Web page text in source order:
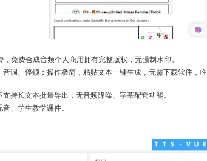
免费合成音频个人商用拥有完整版权，无强制水印。
调、停顿；操作极简，粘贴文本一键生成，无需下载软件，临
持长文本批量导出，无音频降噪、字幕配套功能。
、学生教学课件。